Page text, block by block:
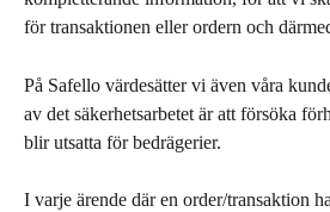
för transaktionen eller ordern och
På Safello värdesätter vi även våra
av det säkerhetsarbetet är att försöka
blir utsatta för bedrägerier.
I varje ärende där en order/transaktion